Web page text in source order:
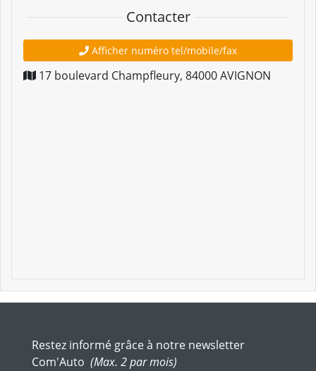
Contacter
Afficher numéro tel/mobile/fax
17 boulevard Champfleury, 84000AVIGNON
Restez informé grâce à notre newsletter
Com'Auto (Max. 2 par mois)